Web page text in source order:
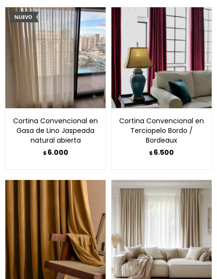
Cortina Convencional en
Gasa de Lino Jaspeada
natural abierta
$ 6.000
Cortina Convencional en
Terciopelo Bordo /
Bordeaux
$6.500